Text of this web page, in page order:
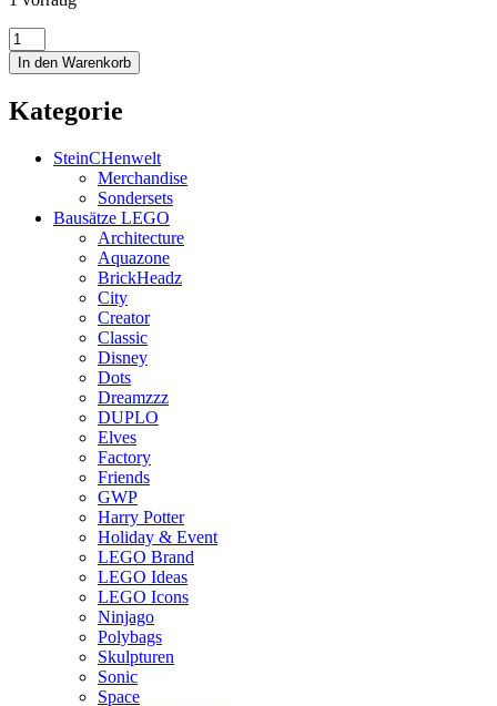
In den Warenkorb
Kategorie
SteinCHenwelt
Merchandise
Sondersets
Bausätze LEGO
Architecture
Aquazone
BrickHeadz
City
Creator
Classic
Disney
Dots
Dreamzzz
DUPLO
Elves
Factory
Friends
GWP
Harry Potter
Holiday & Event
LEGO Brand
LEGO Ideas
LEGO Icons
Ninjago
Polybags
Skulpturen
Sonic
Space